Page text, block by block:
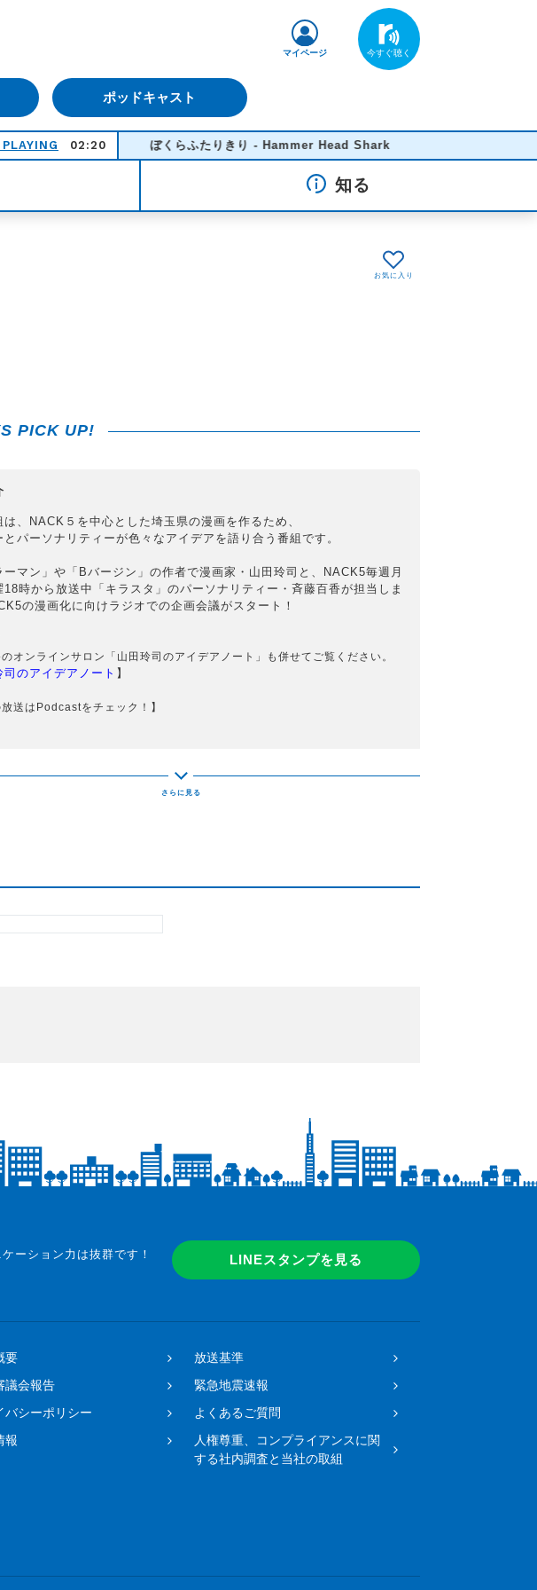
ポッドキャスト
マイページ
02:20 ぼくらふたりきり - Hammer Head Shark
知る
PICK UP!
は、NACK５を中心とした埼玉県の漫画を作るため、
とパーソナリティーが色々なアイデアを語り合う番組です。
ーマン」や「Bバージン」の作者で漫画家・山田玲司と、NACK5毎週月
18時から放送中「キラスタ」のパーソナリティー・斉藤百香が担当しま
の漫画化に向けラジオでの企画会議がスタート！
オンラインサロン「山田玲司のアイデアノート」も併せてご覧ください。
司のアイデアノート 】
送はPodcastをチェック！】
ーション力は抜群です！
LINEスタンプを見る
要
放送基準
議会報告
緊急地震速報
バシーポリシー
よくあるご質問
報
人権尊重、コンプライアンスに関
する社内調査と当社の取組